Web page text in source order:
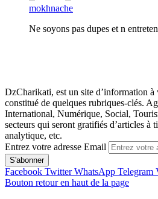
mokhnache
Ne soyons pas dupes et n
DzCharikati, est un site d’information
constitué de quelques rubriques-clés.
International, Numérique, Social,
secteurs qui seront gratifiés d’articles
analytique, etc.
Entrez votre adresse Email
Facebook Twitter WhatsApp Telegram
Bouton retour en haut de la page